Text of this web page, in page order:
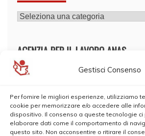
Gestisci Consenso
Per fornire le migliori esperienze, utilizziamo
cookie per memorizzare e/o accedere alle
dispositivo. Il consenso a queste tecnologie
elaborare dati come il comportamento di
questo sito. Non acconsentire o ritirare il
CATEGORIE
AGENZIA PER IL LAVORO ANAS